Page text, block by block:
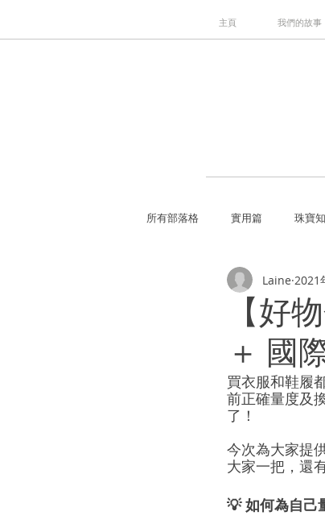
主頁 我們的故事
所有部落格 實用篇 珠寶
【好
＋ 國
Laine 2021
買衣服和鞋履
前正確量度及
了！
今次為大家提
大家一把，還
💡 如何為自己